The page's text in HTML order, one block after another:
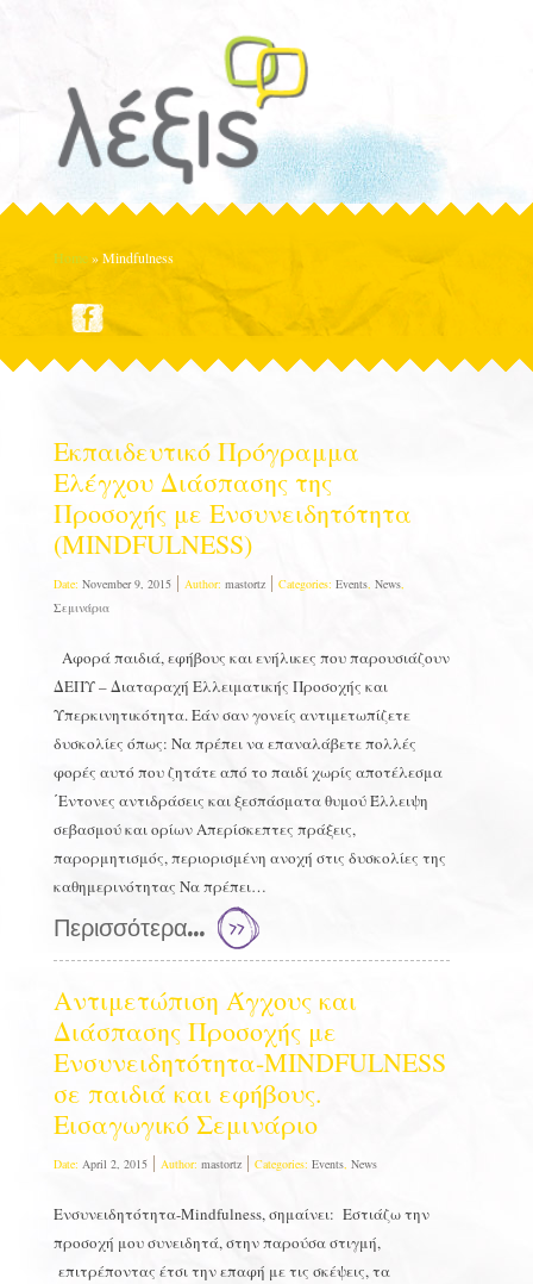
Home »Mindfulness
Εκπαιδευτικό Πρόγραμμα
Ελέγχου Διάσπασης της
Προσοχής με Ενσυνειδητότητα
(MINDFULNESS)
Date: November 9, 2015 Author: mastortz Categories: Events, News,
Σεμινάρια
Αφορά παιδιά, εφήβους και ενήλικες που παρουσιάζουν
ΔΕΠΥ – Διαταραχή Ελλειματικής Προσοχής και
Υπερκινητικότητα. Εάν σαν γονείς αντιμετωπίζετε
δυσκολίες όπως: Να πρέπει να επαναλάβετε πολλές
φορές αυτό που ζητάτε από το παιδί χωρίς αποτέλεσμα
΄Εντονες αντιδράσεις και ξεσπάσματα θυμού Έλλειψη
σεβασμού και ορίων Απερίσκεπτες πράξεις,
παρορμητισμός, περιορισμένη ανοχή στις δυσκολίες της
καθημερινότητας Να πρέπει…
Περισσότερα...
Αντιμετώπιση Άγχους και
Διάσπασης Προσοχής με
Ενσυνειδητότητα-MINDFULNESS
σε παιδιά και εφήβους.
Εισαγωγικό Σεμινάριο
Date: April 2, 2015 Author: mastortz Categories: Events, News
Ενσυνειδητότητα-Mindfulness, σημαίνει: Εστιάζω την
προσοχή μου συνειδητά, στην παρούσα στιγμή,
επιτρέποντας έτσι την επαφή με τις σκέψεις, τα